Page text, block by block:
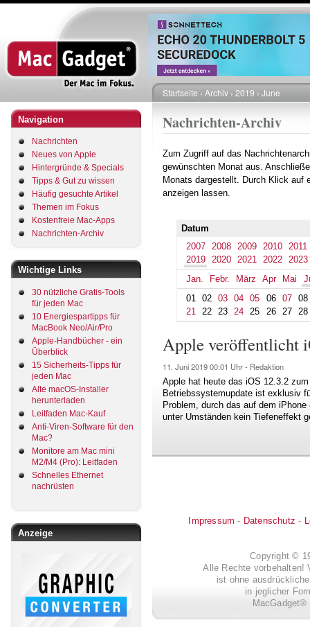
Direkt
zum
Inhalt
Navigation
Nachrichten
Neues von Apple
Hintergründe & Specials
Tipps & Gut zu wissen
Häufig gesuchte Artikel
Themen im Fokus
Kostenfreie Mac-Apps
Nachrichten-Archiv
Wichtige Links
30 nützliche Gratis-Tools
für jeden Mac
10 Energiespartipps für
MacBook Neo/Air/Pro
Apple-Handbücher - ein
Überblick
15 Sicherheits-Tipps für
jeden Mac
Alte macOS-Installer
herunterladen
Leitfaden Mac-Kauf
Anti-Viren-Software für den
Mac?
Monitore am Mac mini
M2/M4 (Pro): Leitfaden
Schnelles Ethernet
nachrüsten
Anzeige
Pfadnavigation
Startseite Archiv 2019 June
Nachrichten-Archiv
Zum Zugriff auf das
gewünschten Monat aus.
Monats dargestellt. Durch Klick auf
anzeigen lassen.
Datum
2007
2008 2009 2010
2011
2019
2020 2021 2022
2023
Jan.
Febr. März Apr Mai
01
02 03 04 05 06 07
08
21
22 23 24 25 26 27 28
Apple veröffentlicht
11. Juni 201900:01 Uhr - Redaktion
Apple hat heute das iOS 12.3.2
Betriebssystemupdate ist exklusiv
Problem, durch das auf dem
unter Umständen kein Tiefeneffekt
Impressum - Datenschutz -
Copyright ©
Alle Rechte vorbehalten!
ist ohne
in jeglicher
MacGadget®